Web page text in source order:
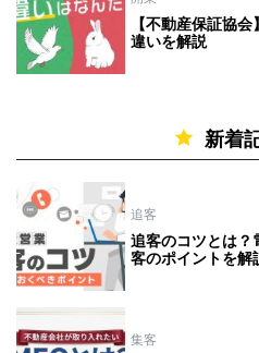
【不動産保証協
違いを解説
新着
追客
追客のコツとは？
客のポイントを解
集客